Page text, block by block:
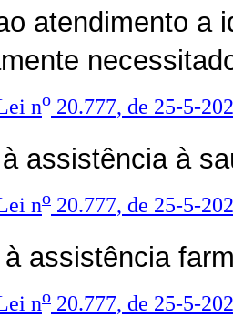
atendimento a
no 20.777, de 25-5-
assistência à
no 20.777, de 25-5-
assistência
no 20.777, de 25-5-